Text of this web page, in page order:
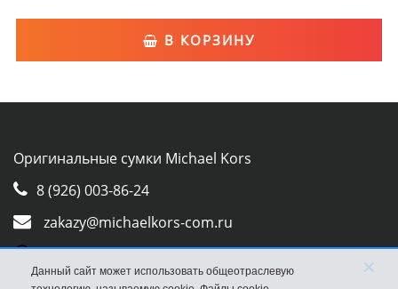
В КОРЗИНУ
Оригинальные сумки Michael Kors
8 (926) 003-86-24
zakazy@michaelkors-com.ru
Whatsapp
Viber
Данный сайт может использовать общеотраслевую
×